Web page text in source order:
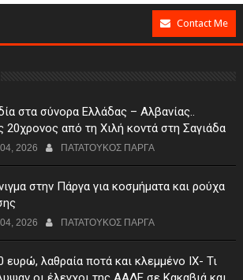
Contact Me
στα σύνορα Ελλάδας – Αλβανίας..
20χρονος από τη Χιλή κοντά στη Σαγιάδα
2026 ΠΑΤΑΤΟΥΚΟΣ ΠΑΡΓΑ
στην Πάργα για κοσμήματα και ρούχα
2026 ΠΑΤΑΤΟΥΚΟΣ ΠΑΡΓΑ
ευρώ, λαθραία ποτά και κλεμμένο ΙΧ- Τι